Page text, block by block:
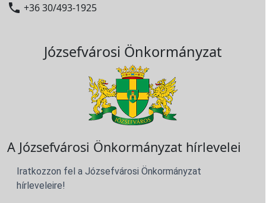
 +36 30/493-1925
Józsefvárosi Önkormányzat
A Józsefvárosi Önkormányzat hírlevelei
Iratkozzon fel a Józsefvárosi Önkormányzat
hírleveleire!